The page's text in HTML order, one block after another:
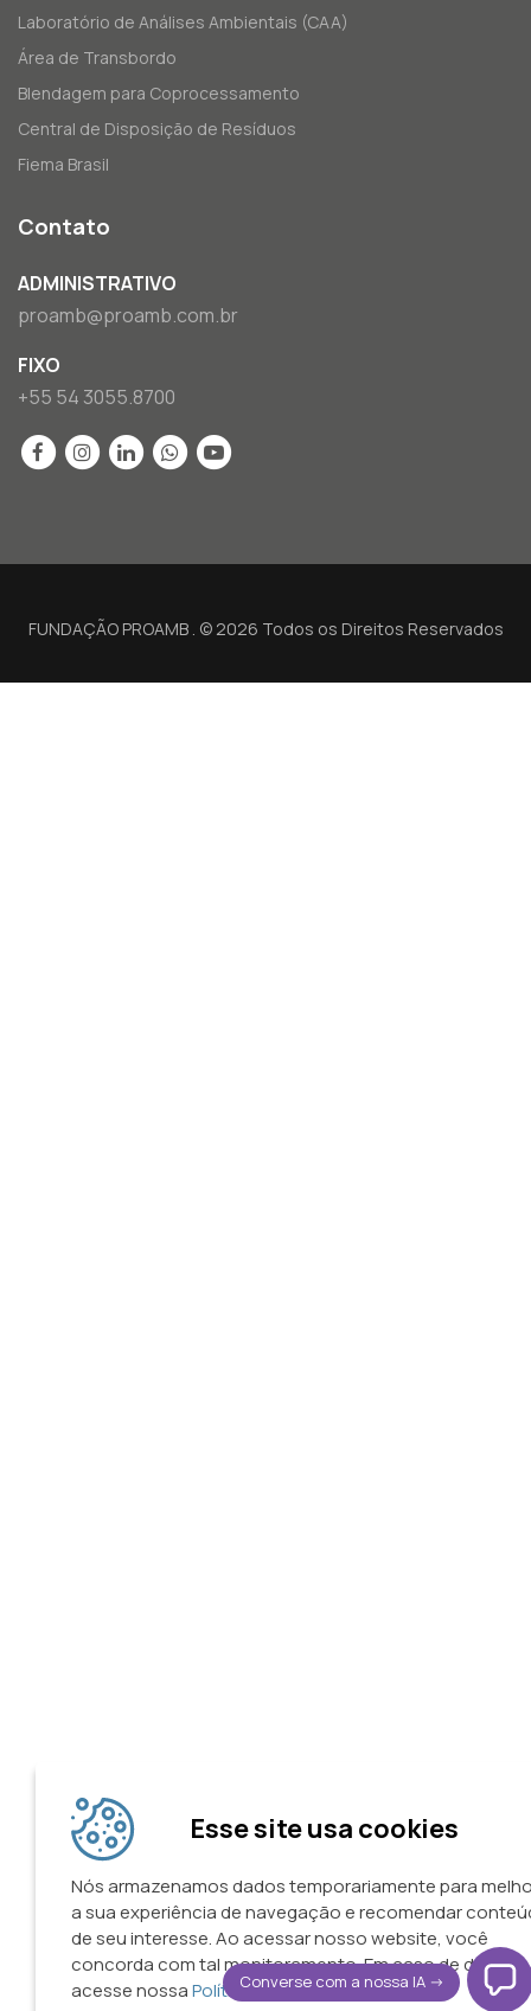
Laboratório de Análises Ambientais (CAA)
Área de Transbordo
Blendagem para Coprocessamento
Central de Disposição de Resíduos
Fiema Brasil
Contato
ADMINISTRATIVO
proamb@proamb.com.br
FIXO
+55 54 3055.8700
FUNDAÇÃO PROAMB . © 2026 Todos os Direitos Reservados
Converse com a nossa IA ->
Esse site usa cookies
Nós armazenamos dados temporariamente para
a sua experiência de navegação e recomendar
de seu interesse. Ao acessar nosso website, você
concorda com tal monitoramento. Em caso de
acesse nossaPolítica de Privacidade.